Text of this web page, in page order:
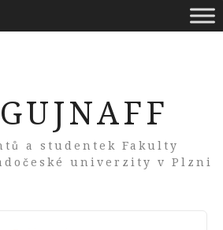
a studentek Fakulty
univerzity v Plzni